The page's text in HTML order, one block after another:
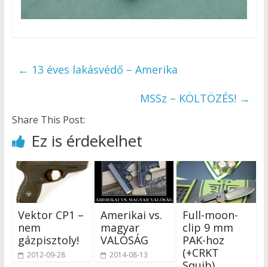
← 13 éves lakásvédő – Amerika
MSSz – KÖLTÖZÉS! →
Share This Post:
Ez is érdekelhet
Vektor CP1 –
nem
gázpisztoly!
2012-09-28
Amerikai vs.
magyar
VALÓSÁG
2014-08-13
Full-moon-
clip 9 mm
PAK-hoz
(+CRKT